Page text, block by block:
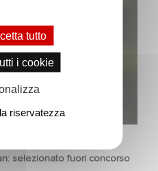
selezionato fuori concorso
tutto
i cookie
riservatezza